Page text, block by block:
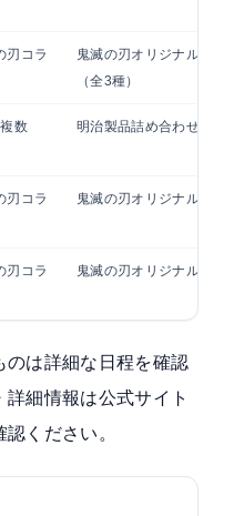
刃コラ
鬼滅の刃オリジナルグッ
（全3種）
数
明治製品詰め合わせ等
刃コラ
鬼滅の刃オリジナルグッ
刃コラ
鬼滅の刃オリジナルグッ
は詳細な日程を確認
詳細情報は公式サイト
認ください。